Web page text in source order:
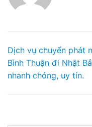
Dịch vụ chuyển phát
Bình Thuận đi Nhật
nhanh chóng, uy tín.